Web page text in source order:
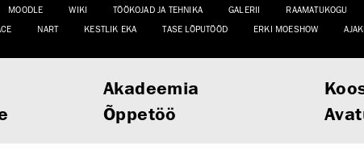
MOODLE WIKI TÖÖKOJAD JA TEHNIKA GALERII RAAMATUKOGU
NART KESTLIK EKA TASE LÕPUTÖÖD ERKI MOESHOW
Akadeemia
Õppetöö